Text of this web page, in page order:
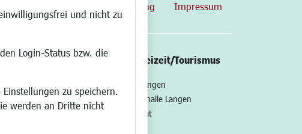
und nicht zu
Login-Status bzw. die
zu speichern.
werden an Dritte nicht
Datenschutzerklärung Impressum
Umwelt/Mobilität Kultur/Freizeit/Tourismus
Veranstaltungen
Neue Stadthalle Langen
Stadtporträt